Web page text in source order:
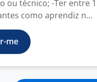
ou técnico; -Ter entre
como aprendiz n...
me